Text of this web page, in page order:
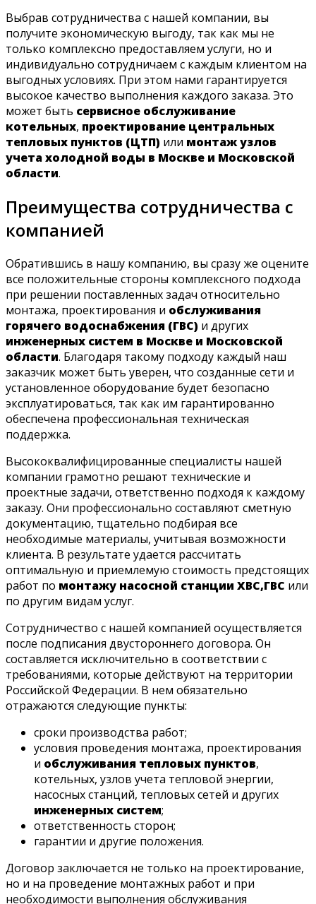
Выбрав сотрудничества с нашей компании, вы
получите экономическую выгоду, так как мы не
только комплексно предоставляем услуги, но и
индивидуально сотрудничаем с каждым клиентом на
выгодных условиях. При этом нами гарантируется
высокое качество выполнения каждого заказа. Это
может быть сервисное обслуживание
котельных, проектирование центральных
тепловых пунктов (ЦТП) или монтаж узлов
учета холодной воды в Москве и Московской
области.
Преимущества сотрудничества с
компанией
Обратившись в нашу компанию, вы сразу же оцените
все положительные стороны комплексного подхода
при решении поставленных задач относительно
монтажа, проектирования и обслуживания
горячего водоснабжения (ГВС) и других
инженерных систем в Москве и Московской
области. Благодаря такому подходу каждый наш
заказчик может быть уверен, что созданные сети и
установленное оборудование будет безопасно
эксплуатироваться, так как им гарантированно
обеспечена профессиональная техническая
поддержка.
Высококвалифицированные специалисты нашей
компании грамотно решают технические и
проектные задачи, ответственно подходя к каждому
заказу. Они профессионально составляют сметную
документацию, тщательно подбирая все
необходимые материалы, учитывая возможности
клиента. В результате удается рассчитать
оптимальную и приемлемую стоимость предстоящих
работ по монтажу насосной станции ХВС,ГВС или
по другим видам услуг.
Сотрудничество с нашей компанией осуществляется
после подписания двустороннего договора. Он
составляется исключительно в соответствии с
требованиями, которые действуют на территории
Российской Федерации. В нем обязательно
отражаются следующие пункты:
сроки производства работ;
условия проведения монтажа, проектирования
и обслуживания тепловых пунктов,
котельных, узлов учета тепловой энергии,
насосных станций, тепловых сетей и других
инженерных систем;
ответственность сторон;
гарантии и другие положения.
Договор заключается не только на проектирование,
но и на проведение монтажных работ и при
необходимости выполнения обслуживания